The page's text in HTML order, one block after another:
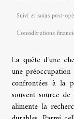
Suivi et soins post-
Considérations
La quête d'une
une préoccupation
confrontées à la
souvent source
alimente la